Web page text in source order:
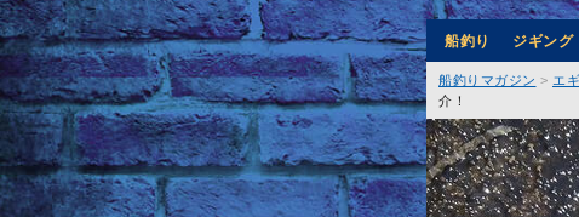
船釣り ジギング
船釣りマガジン エ
介！